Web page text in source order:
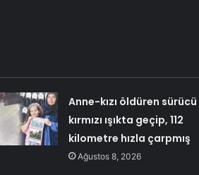
Anne-kızı öldüren sürücü
kırmızı ışıkta geçip, 112
kilometre hızla çarpmış
Ağustos 8, 2026